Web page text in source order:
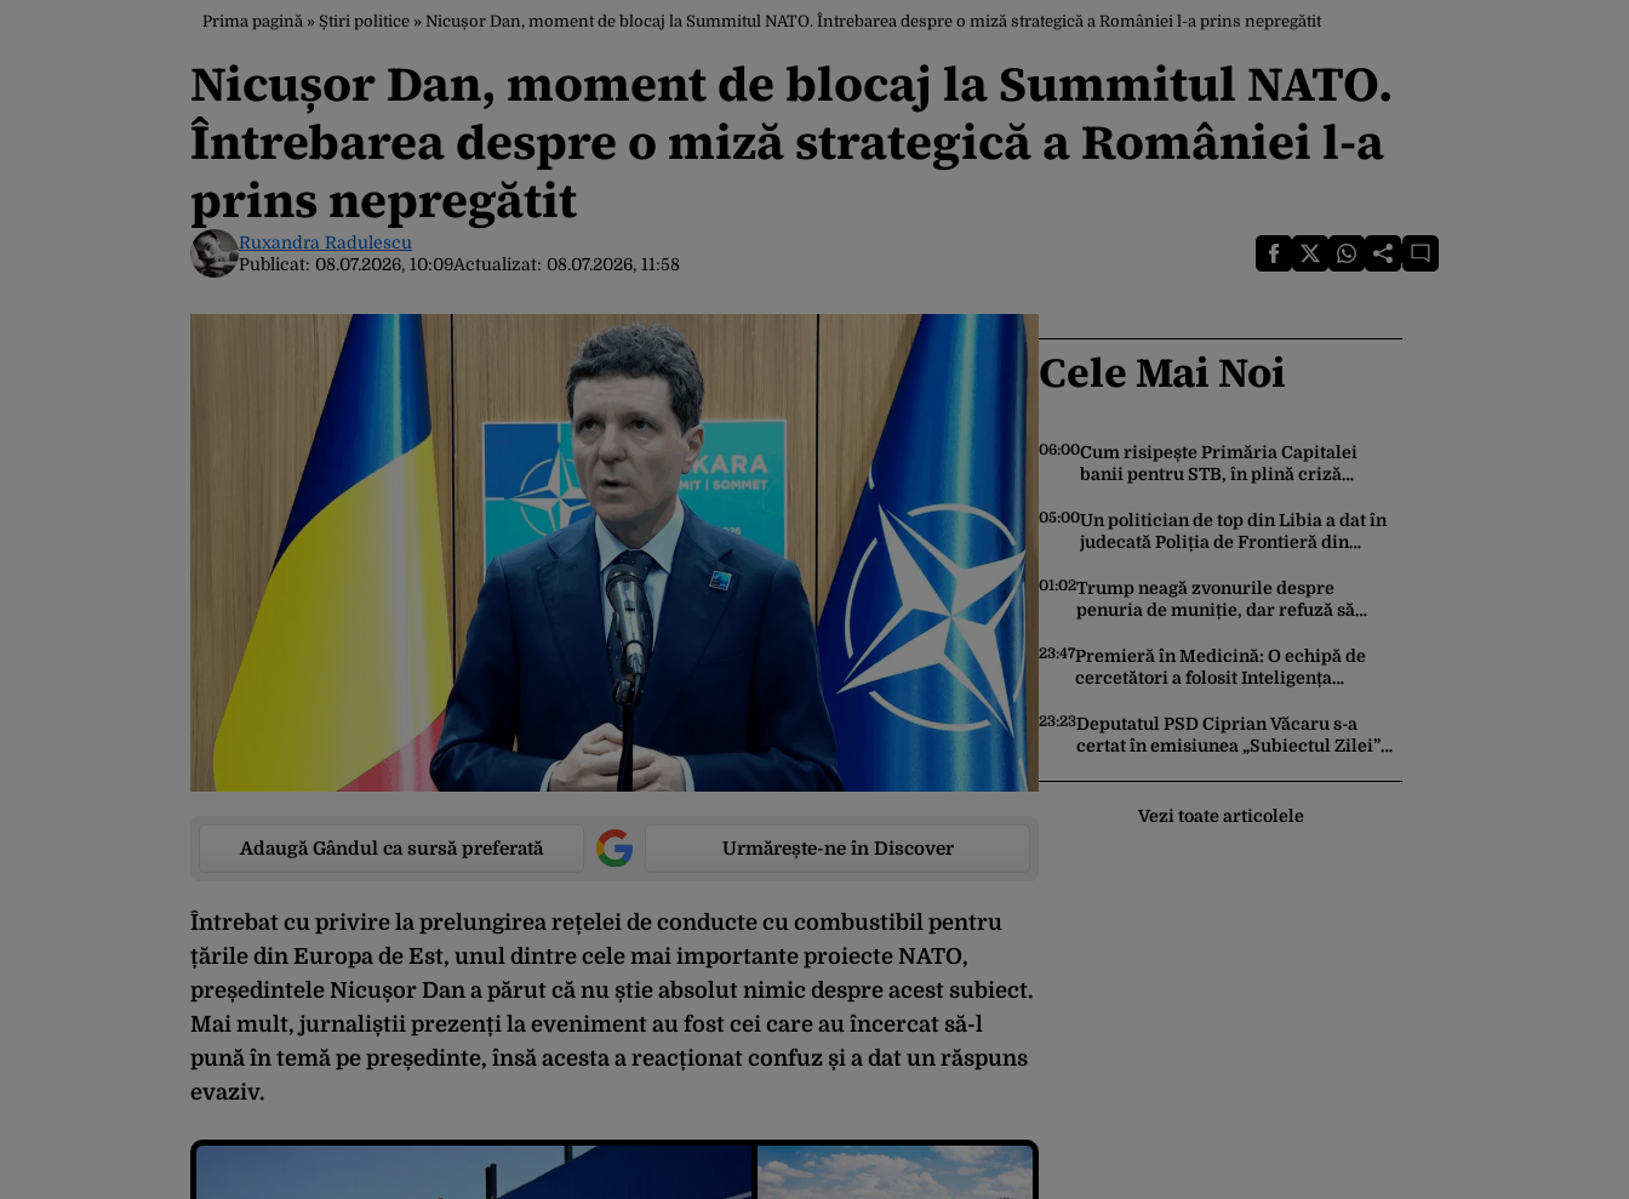
Prima pagină » Știri politice » Nicușor Dan, moment de blocaj la Summitul NATO. Întrebarea despre o miză strategică a României l-a prins nepregătit
Nicușor Dan, moment de blocaj la Summitul NATO.
Întrebarea despre o miză strategică a României l-a
prins nepregătit
Ruxandra Radulescu
Publicat: 08.07.2026, 10:09Actualizat: 08.07.2026, 11:58
Adaugă Gândul ca sursă preferată Urmărește-ne în Discover
Întrebat cu privire la prelungirea rețelei de conducte cu combustibil pentru
țările din Europa de Est, unul dintre cele mai importante proiecte NATO,
președintele Nicușor Dan a părut că nu știe absolut nimic despre acest subiect.
Mai mult, jurnaliștii prezenți la eveniment au fost cei care au încercat să-l
pună în temă pe președinte, însă acesta a reacționat confuz și a dat un răspuns
evaziv.
Cele Mai Noi
06:00Cum risipește Primăria Capitalei
banii pentru STB, în plină criză
05:00Un politician de top din Libia a dat în
judecată Poliția de Frontieră din
oficial, terorist ISIS
01:02Trump neagă zvonurile despre
penuria de muniție, dar refuză să
nevoie de rachete”
23:47Premieră în Medicină: O echipă de
cercetători a folosit Inteligența
virusuri sintetice la tratarea de E.coli
23:23Deputatul PSD Ciprian Văcaru s-a
certat în emisiunea „Subiectul Zilei”
Vezi toate articolele